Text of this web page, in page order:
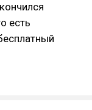
есть